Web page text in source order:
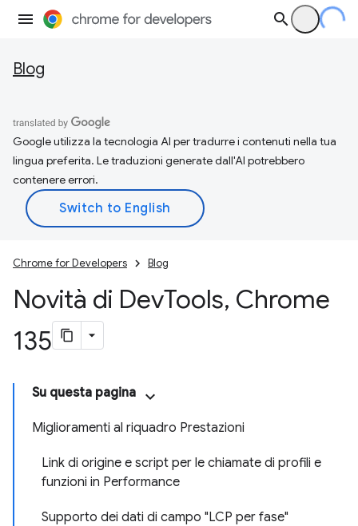
Blog
Google utilizza la tecnologia AI per tradurre i contenuti nella tua
lingua preferita. Le traduzioni generate dall'AI potrebbero
contenere errori.
Chrome for Developers Blog
Novità di DevTools, Chrome
135
Su questa pagina
Miglioramenti al riquadro Prestazioni
Link di origine e script per le chiamate di profili e
funzioni in Performance
Supporto dei dati di campo "LCP per fase"